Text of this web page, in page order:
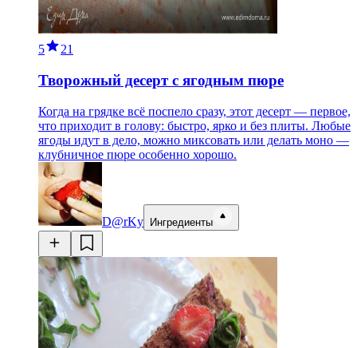
5 21
Творожный десерт с ягодным пюре
Когда на грядке всё поспело сразу, этот десерт — первое,
что приходит в голову: быстро, ярко и без плиты. Любые
ягоды идут в дело, можно миксовать или делать моно —
клубничное пюре особенно хорошо.
D@rKy Ингредиенты